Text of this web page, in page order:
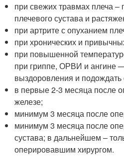
при свежих травмах плеча
плечевого сустава и
при артрите с опуханием
при хронических и
при повышенной
при гриппе, ОРВИ и ангине
выздоровления и
в первые 2-3 месяца после
железе;
минимум 3 месяца после
минимум 3 месяца после
сустава; в дальнейшем –
оперировавшим хирургом.